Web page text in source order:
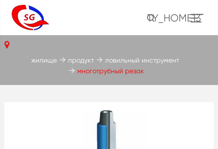
TY_HOME13
жилище продукт
ловильный инструмент
многотрубный резак